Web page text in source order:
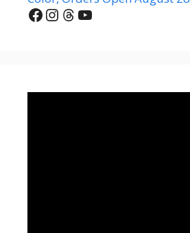
Facebook
Instagram
Threads
YouTube